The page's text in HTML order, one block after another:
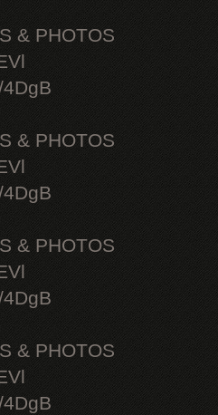
& PHOTOS
& PHOTOS
& PHOTOS
& PHOTOS